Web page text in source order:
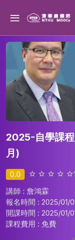
2025-自學課
月)
0.0
講師 : 詹鴻霖
報名時間 : 2025/01/
開課時間 : 2025/01/
課程費用 : 免費